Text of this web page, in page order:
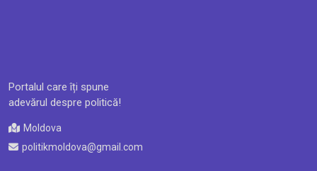
Portalul care îți spune
adevărul despre politică!
Moldova
politikmoldova@gmail.com